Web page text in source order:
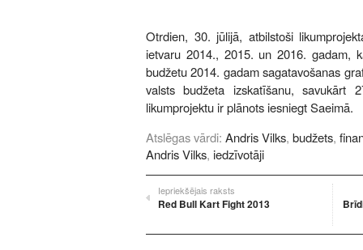
Otrdien, 30. jūlijā, atbilstoši
ietvaru 2014., 2015. un 2016. gadam,
budžetu 2014. gadam sagatavošanas
valsts budžeta izskatīšanu, savukārt
likumprojektu ir plānots iesniegt Saeimā.
Atslēgas vārdi: Andris Vilks, budžets,
Andris Vilks, iedzīvotāji
Iepriekšējais raksts
Red Bull Kart Fight 2013